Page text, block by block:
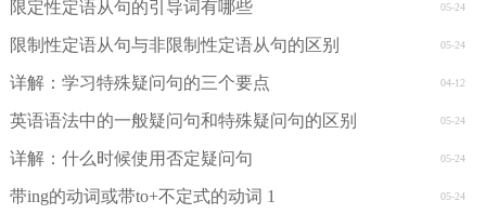
05-24
限定性定语从句的引导词有哪些
05-24
限制性定语从句与非限制性定语从句的区别
04-12
详解：学习特殊疑问句的三个要点
05-24
英语语法中的一般疑问句和特殊疑问句的区别
05-24
详解：什么时候使用否定疑问句
05-24
带ing的动词或带to+不定式的动词 1